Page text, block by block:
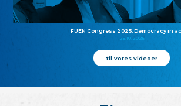
FUEN Congress 2025: Democracy in
25.10.2025
til vores videoer